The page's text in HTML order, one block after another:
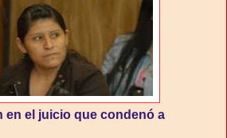
en el juicio que condenó a